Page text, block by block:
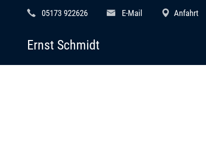
05173 922626 E-Mail Anfahrt
Ernst Schmidt